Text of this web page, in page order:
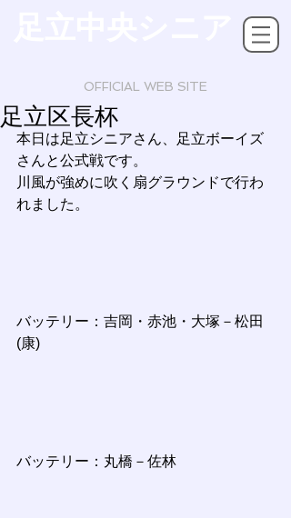
OFFICIAL WEB SITE
足立区長杯
本日は足立シニアさん、足立ボーイズ
さんと公式戦です。
川風が強めに吹く扇グラウンドで行わ
れました。
バッテリー：吉岡・赤池・大塚－松田
(康)
バッテリー：丸橋－佐林